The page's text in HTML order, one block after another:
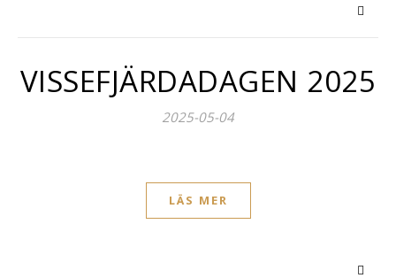
VISSEFJÄRDADAGEN 2025
2025-05-04
LÄS MER